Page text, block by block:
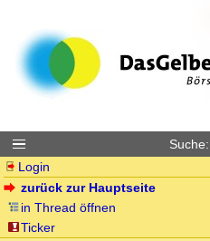
Suche:
Login
zurück zur Hauptseite
in Thread öffnen
Ticker